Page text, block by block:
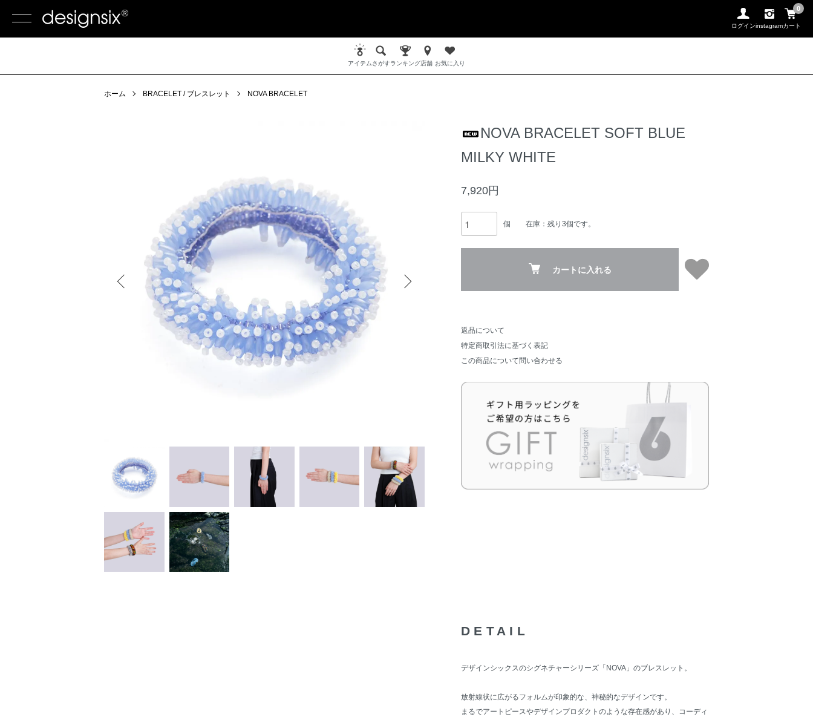
ログインinstagram
0
カート
アイテムさがすランキング店舗 お気に入り
ホーム BRACELET / ブレスレット NOVA BRACELET
NOVA BRACELET SOFT BLUE
MILKY WHITE
7,920円
個 在庫：残り3個です。
カートに入れる
返品について
特定商取引法に基づく表記
この商品について問い合わせる
DETAIL
デザインシックスのシグネチャーシリーズ「NOVA」のブレスレット。
放射線状に広がるフォルムが印象的な、神秘的なデザインです。
まるでアートピースやデザインプロダクトのような存在感があり、コーディ